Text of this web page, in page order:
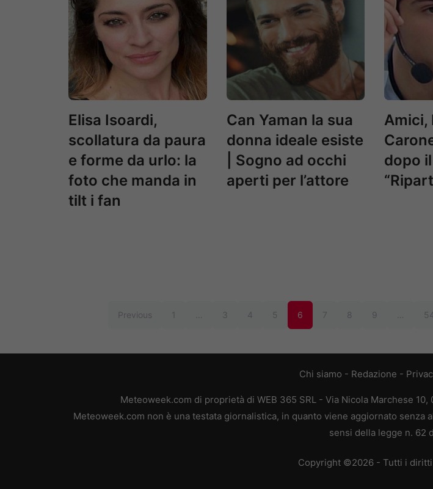
Elisa Isoardi,
scollatura da paura
e forme da urlo: la
foto che manda in
tilt i fan
Can Yaman la sua
donna ideale esiste
| Sogno ad occhi
aperti per l’attore
Amici,
dopo il
Previous 1 3 4 5 6 7 8 9
Chi siamo - Redazione -
Meteoweek.com di proprietà di WEB 365 SRL - Via Nicola Marchese
Meteoweek.com non è una testata giornalistica, in quanto viene aggiornato
sensi della legge n. 62
Copyright ©2026 - Tutti i